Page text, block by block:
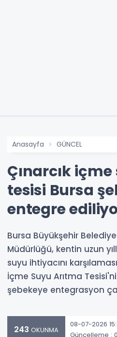
Anasayfa GÜNCEL
Çınarcık
tesisi Bursa
entegre
Bursa Büyükşehir
Müdürlüğü, kentin uzun
suyu ihtiyacını
İçme Suyu Arıtma
şebekeye entegrasyon
243 OKUNMA
08-07-2026
Güncelleme :